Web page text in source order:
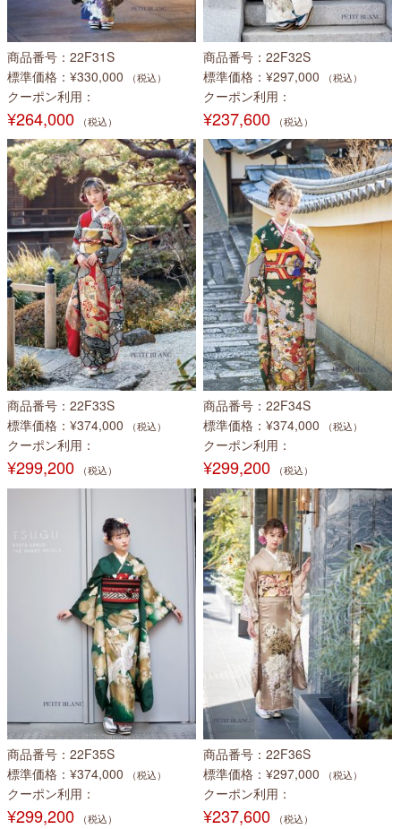
商品番号
22F31S
標準価格
¥330,000 （税込）
クーポン利用
¥264,000 （税込）
商品番号
22F32S
標準価格
¥297,000 （税込）
クーポン利用
¥237,600 （税込）
商品番号
22F33S
標準価格
¥374,000 （税込）
クーポン利用
¥299,200 （税込）
商品番号
22F34S
標準価格
¥374,000 （税込）
クーポン利用
¥299,200 （税込）
商品番号
22F35S
標準価格
¥374,000 （税込）
クーポン利用
¥299,200 （税込）
商品番号
22F36S
標準価格
¥297,000 （税込）
クーポン利用
¥237,600 （税込）